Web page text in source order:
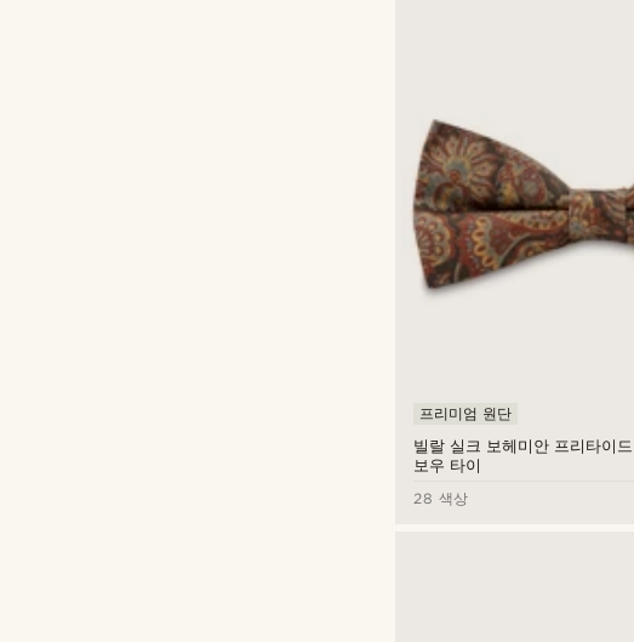
빌랄 실크 보헤미안 프리타이드
보우 타이
프리미엄 원단
28 색상